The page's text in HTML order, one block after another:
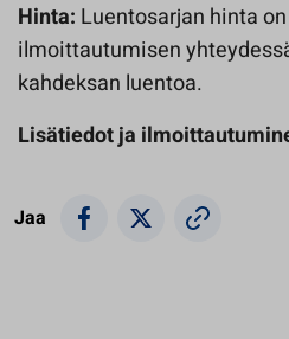
Hinta: Luentosarjan hinta
ilmoittautumisen
kahdeksan luentoa.
Lisätiedot ja
Jaa